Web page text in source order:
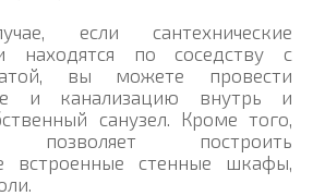
если сантехнические
находятся по соседству с
вы можете провести
и канализацию внутрь и
санузел. Кроме того,
позволяет построить
встроенные стенные шкафы,